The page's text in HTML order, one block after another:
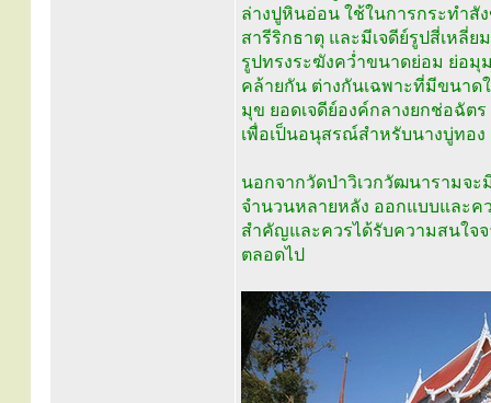
ล่างปูหินอ่อน ใช้ในการกระทำ
สารีริกธาตุ และมีเจดีย์รูปสี่เหลี่
รูปทรงระฆังคว่ำขนาดย่อม ย่อมุ
คล้ายกัน ต่างกันเฉพาะที่มีขนาด
มุข ยอดเจดีย์องค์กลางยกช่อฉัต
เพื่อเป็นอนุสรณ์สำหรับนางบู่ทอง
นอกจากวัดป่าวิเวกวัฒนารามจะ
จำนวนหลายหลัง ออกแบบและค
สำคัญและควรได้รับความสนใจ
ตลอดไป